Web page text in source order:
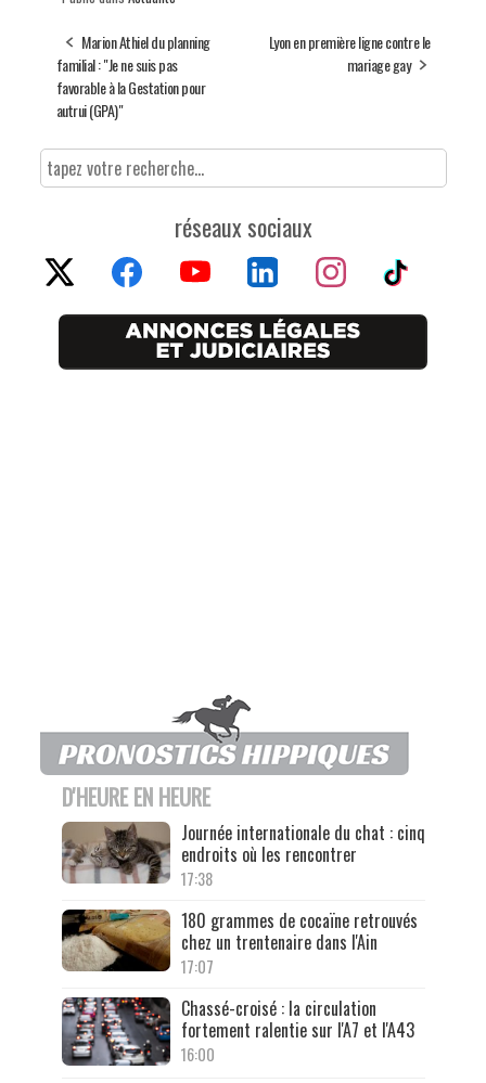
Marion Athiel du planning
familial : "Je ne suis pas
favorable à la Gestation pour
autrui (GPA)"
Lyon en première ligne contre le
mariage gay
réseaux sociaux
D'HEURE EN HEURE
Journée internationale du chat : cinq
endroits où les rencontrer
17:38
180 grammes de cocaïne retrouvés
chez un trentenaire dans l'Ain
17:07
Chassé-croisé : la circulation
fortement ralentie sur l'A7 et l'A43
16:00